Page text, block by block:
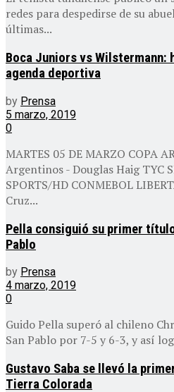
redes para despedirse de su
últimas...
Boca Juniors vs Wilstermann:
agenda deportiva
by Prensa
5 marzo, 2019
0
MARTES 05 DE MARZO COPA
Argentinos - Douglas Haig TYC
SPORTS/HD CONMEBOL
Cruz...
Pella consiguió su primer
Pablo
by Prensa
4 marzo, 2019
0
Guido Pella superó al chileno
San Pablo por 7-5 y 6-3, y así
Gustavo Saba se llevó la
Tierra Colorada